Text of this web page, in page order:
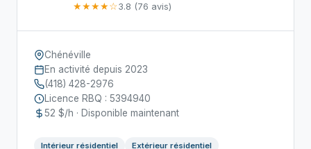
★★★★☆3.8 (76 avis)
Chénéville
En activité depuis 2023
(418) 428-2976
Licence RBQ : 5394940
52 $/h · Disponible maintenant
Intérieur résidentiel
Extérieur résidentiel